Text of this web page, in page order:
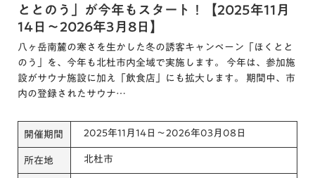
ととのう」が今年もスタート！【2025年11月
14日～2026年3月8日】
八ヶ岳南麓の寒さを生かした冬の誘客キャンペーン「ほくとと
のう」を、今年も北杜市内全域で実施します。 今年は、参加施
設がサウナ施設に加え「飲食店」にも拡大します。 期間中、市
内の登録されたサウナ…
開催期間 2025年11月14日～2026年03月08日
所在地 北杜市